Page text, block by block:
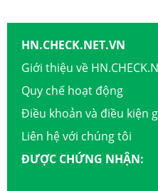
HN.CHECK.NET.VN
Giới thiệu về
Quy chế hoạt động
Điều khoản và điều kiện
Liên hệ với chúng tôi
ĐƯỢC CHỨNG NHẬN: